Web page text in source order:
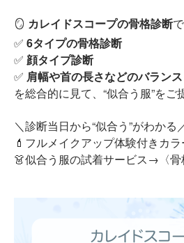
🪞 カレイドスコープの骨格診断
✅ 6タイプの骨格診断
✅ 顔タイプ診断
✅ 肩幅や首の長さなどのバランス
を総合的に見て、“似合う服”をご
＼診断当日から“似合う”がわかる
💄フルメイクアップ体験付きカ
👗似合う服の試着サービス→〈骨